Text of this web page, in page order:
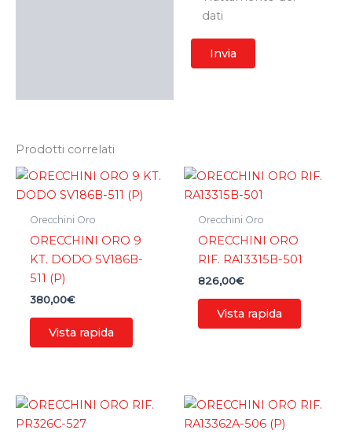
dati
Prodotti correlati
Orecchini Oro
ORECCHINI ORO 9
KT. DODO SV186B-
511 (P)
380,00€
Vista rapida
Orecchini Oro
ORECCHINI ORO
RIF. RA13315B-501
826,00€
Vista rapida